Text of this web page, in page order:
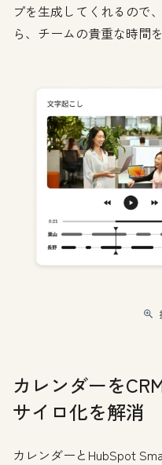
プを生成してくれるので
ら、チームの貴重な時間
カレンダーを
サイロ化を解消
カレンダーとHubSpot